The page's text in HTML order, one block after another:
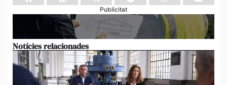
Publicitat
Notícies relacionades